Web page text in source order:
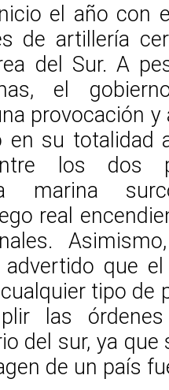
el año con
de artillería
del Sur. A
el
provocación y
en su totalidad
los dos
marina
real
que
tipo de
las
del sur, ya que
de un país